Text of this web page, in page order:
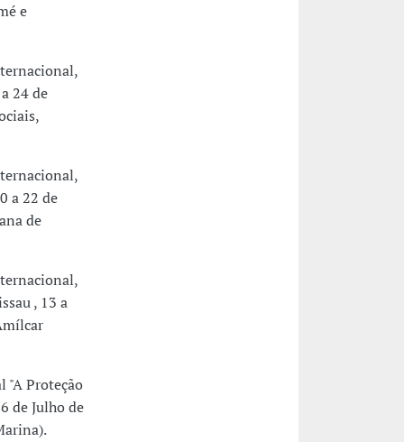
e
24 de
a 22 de
de
, 13 a
"A Proteção
de Julho de